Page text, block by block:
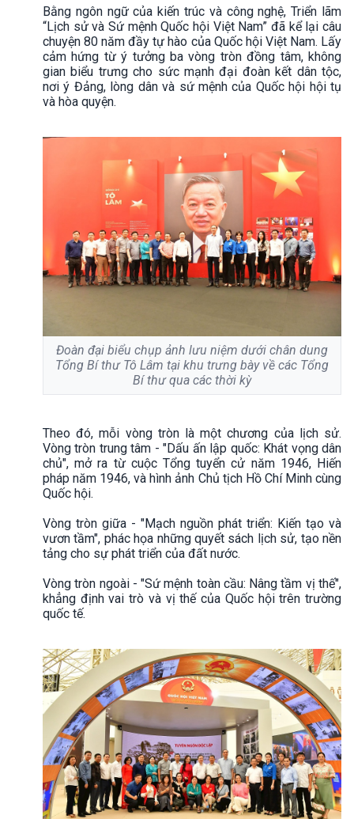
Bằng ngôn ngữ của kiến trúc và công nghệ, Triển lãm
“Lịch sử và Sứ mệnh Quốc hội Việt Nam” đã kể lại câu
chuyện 80 năm đầy tự hào của Quốc hội Việt Nam. Lấy
cảm hứng từ ý tưởng ba vòng tròn đồng tâm, không
gian biểu trưng cho sức mạnh đại đoàn kết dân tộc,
nơi ý Đảng, lòng dân và sứ mệnh của Quốc hội hội tụ
và hòa quyện.
Đoàn đại biểu chụp ảnh lưu niệm dưới chân dung
Tổng Bí thư Tô Lâm tại khu trưng bày về các Tổng
Bí thư qua các thời kỳ
Theo đó, mỗi vòng tròn là một chương của lịch sử.
Vòng tròn trung tâm - "Dấu ấn lập quốc: Khát vọng dân
chủ", mở ra từ cuộc Tổng tuyển cử năm 1946, Hiến
pháp năm 1946, và hình ảnh Chủ tịch Hồ Chí Minh cùng
Quốc hội.
Vòng tròn giữa - "Mạch nguồn phát triển: Kiến tạo và
vươn tầm", phác họa những quyết sách lịch sử, tạo nền
tảng cho sự phát triển của đất nước.
Vòng tròn ngoài - "Sứ mệnh toàn cầu: Nâng tầm vị thế",
khẳng định vai trò và vị thế của Quốc hội trên trường
quốc tế.